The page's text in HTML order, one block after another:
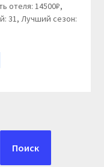
отеля: 14500₽,
31, Лучший сезон:
Отправить
Поиск